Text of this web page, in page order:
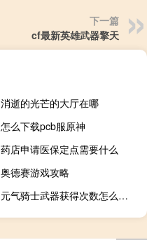
下一篇
cf最新英雄武器擎天
消逝的光芒的大厅在哪
怎么下载pcb服原神
药店申请医保定点需要什么
奥德赛游戏攻略
元气骑士武器获得次数怎么增加